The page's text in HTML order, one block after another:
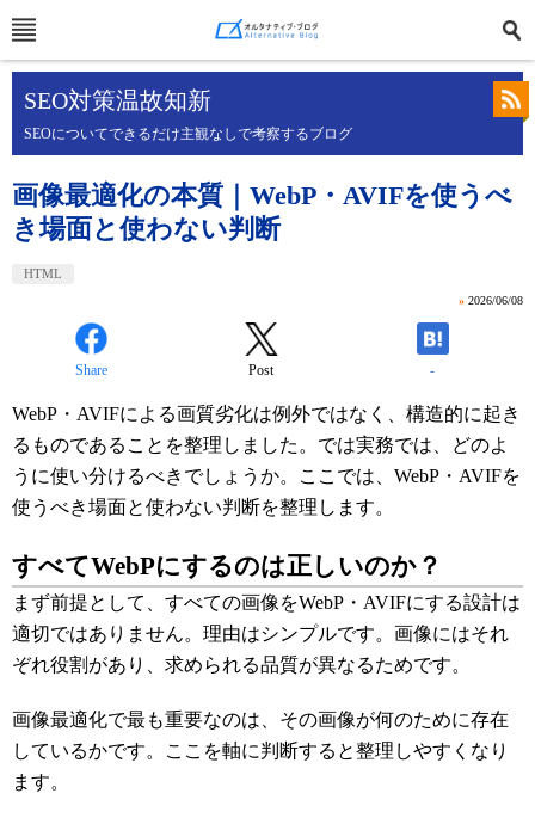
SEO対策温故知新
SEOについてできるだけ主観なしで考察するブログ
画像最適化の本質｜WebP・AVIFを使うべ
き場面と使わない判断
HTML
» 2026/06/08
Share Post -
WebP・AVIFによる画質劣化は例外ではなく、構造的に起き
るものであることを整理しました。では実務では、どのよ
うに使い分けるべきでしょうか。ここでは、WebP・AVIFを
使うべき場面と使わない判断を整理します。
すべてWebPにするのは正しいのか？
まず前提として、すべての画像をWebP・AVIFにする設計は
適切ではありません。理由はシンプルです。画像にはそれ
ぞれ役割があり、求められる品質が異なるためです。
画像最適化で最も重要なのは、その画像が何のために存在
しているかです。ここを軸に判断すると整理しやすくなり
ます。